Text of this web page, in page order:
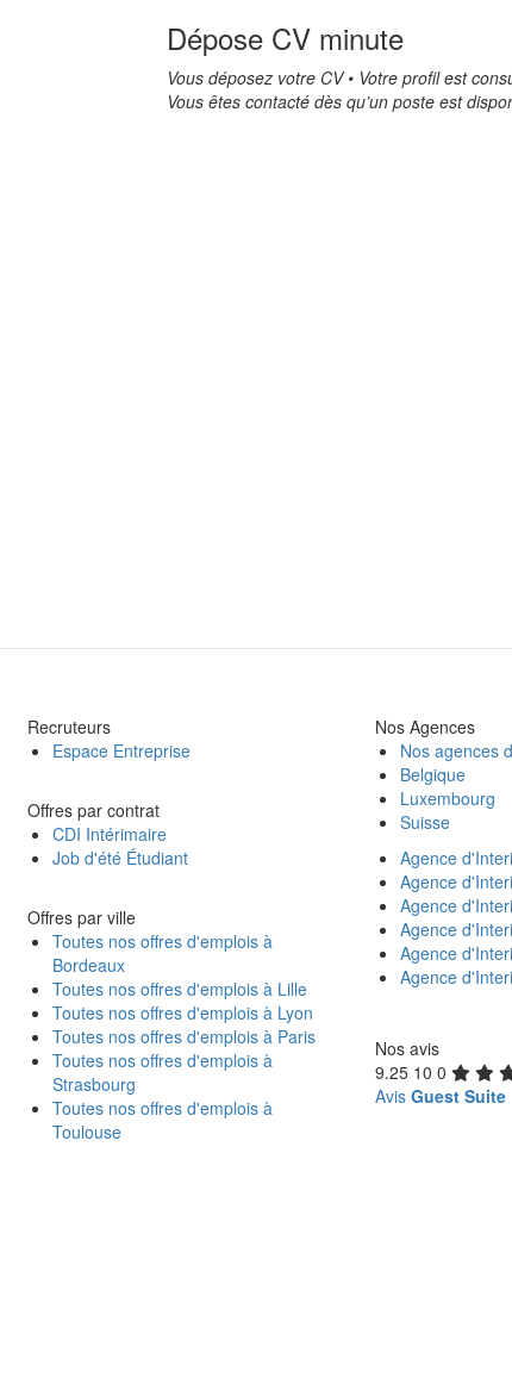
Dépose CV minute
Vous déposez votre CV • Votre profil est
Vous êtes contacté dès qu’un poste est
Recruteurs
Espace Entreprise
Offres par contrat
CDI Intérimaire
Job d'été Étudiant
Offres par ville
Toutes nos offres d'emplois à
Bordeaux
Toutes nos offres d'emplois à Lille
Toutes nos offres d'emplois à Lyon
Toutes nos offres d'emplois à Paris
Toutes nos offres d'emplois à
Strasbourg
Toutes nos offres d'emplois à
Toulouse
Nos Agences
Nos agences
Belgique
Luxembourg
Suisse
Agence
Agence
Agence
Agence
Agence
Agence
Nos avis
9.25 10 0
Avis Guest Suite